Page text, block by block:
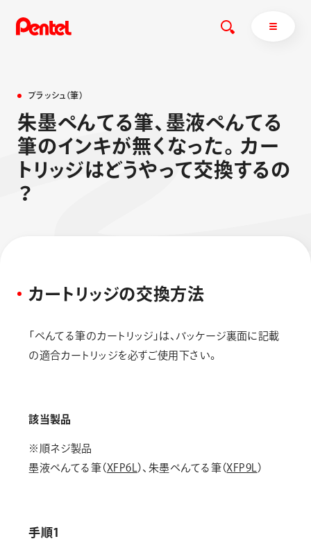
商品を探す
商品を探すトップ
ボールペン
ブラッシュ（筆）
その他
運営会社
ブラ ッシュ （筆）
朱墨ぺんてる筆、 墨液ぺんてる
筆のインキが無く なった。 カ ー
ト リッジはどうやって交換するの
？
カー ト リ ッジの交換方法
「ぺんてる筆のカートリッジ」は、パッケージ裏面に記載
の適合カートリッジを必ずご使用下さい。
該当製品
※順ネジ製品
墨液ぺんてる筆（ XFP6L ）、朱墨ぺんてる筆（XFP9L ）
手順1